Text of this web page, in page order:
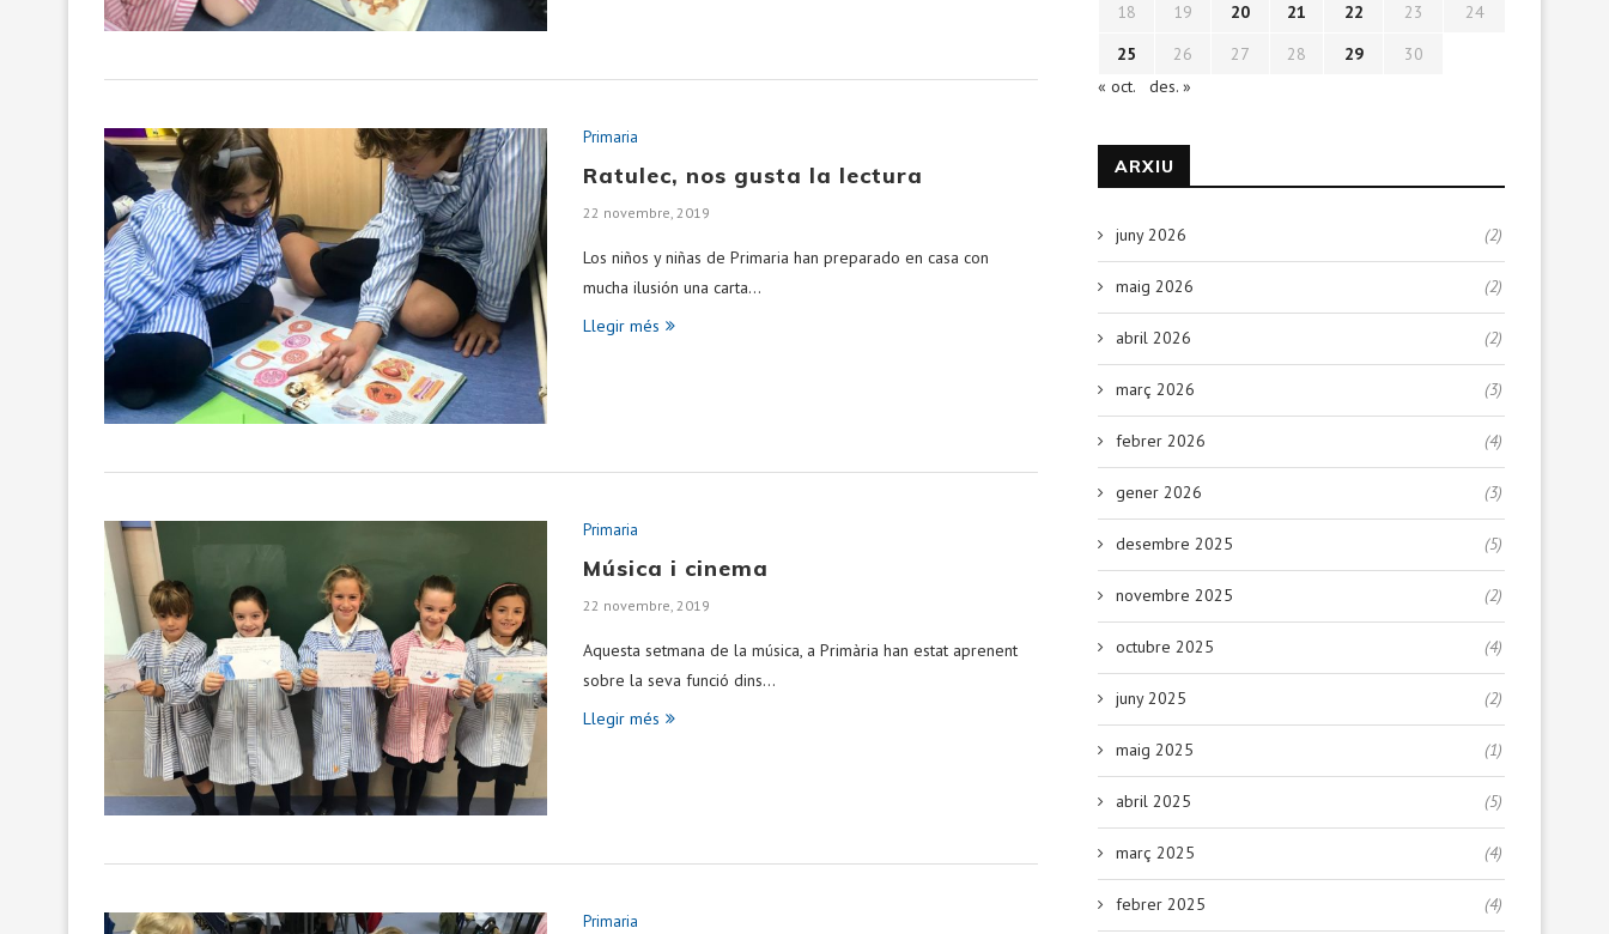
Primaria
Ratulec, nos gusta la lectura
22 novembre, 2019
Los niños y niñas de Primaria han preparado en casa con
mucha ilusión una carta…
Llegir més
Primaria
Música i cinema
22 novembre, 2019
Aquesta setmana de la música, a Primària han estat aprenent
sobre la seva funció dins…
Llegir més
Primaria
18
19 20 21 22 23
24
25
26 27 28 29
30
« oct.
des. »
ARXIU
juny 2026 (2)
maig 2026 (2)
abril 2026 (2)
març 2026 (3)
febrer 2026 (4)
gener 2026 (3)
desembre 2025 (5)
novembre 2025 (2)
octubre 2025 (4)
juny 2025 (2)
maig 2025 (1)
abril 2025 (5)
març 2025 (4)
febrer 2025 (4)